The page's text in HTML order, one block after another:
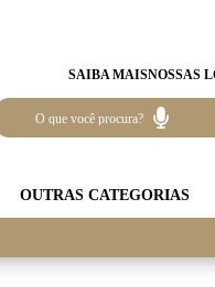
SAIBA MAISNOSSAS
OUTRAS CATEGORIAS